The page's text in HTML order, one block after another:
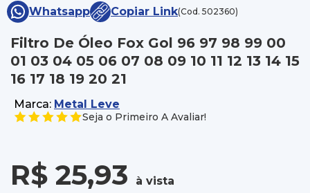
Whatsapp
Copiar Link(Cod. 502360)
Filtro De Óleo Fox Gol 96 97 98 99 00
01 03 04 05 06 07 08 09 10 11 12 13 14 15
16 17 18 19 20 21
Marca: Metal Leve
Seja o Primeiro A Avaliar!
R$ 25,93
à vista